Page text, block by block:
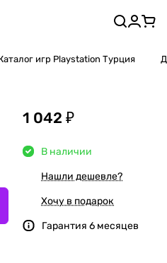
игр Playstation Турция
1 042 ₽
В наличии
Нашли дешевле?
Хочу в подарок
Гарантия 6 месяцев